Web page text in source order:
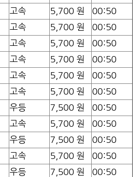
고속 5,700 원
00:50
고속 5,700 원
00:50
고속 5,700 원
00:50
고속 5,700 원
00:50
고속 5,700 원
00:50
고속 5,700 원
00:50
우등 7,500 원
00:50
고속 5,700 원
00:50
우등 7,500 원
00:50
고속 5,700 원
00:50
우등 7,500 원
00:50